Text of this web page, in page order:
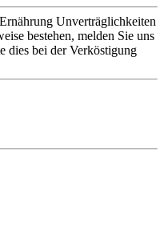
Unverträglichkeiten
bestehen, melden Sie uns
dies bei der Verköstigung